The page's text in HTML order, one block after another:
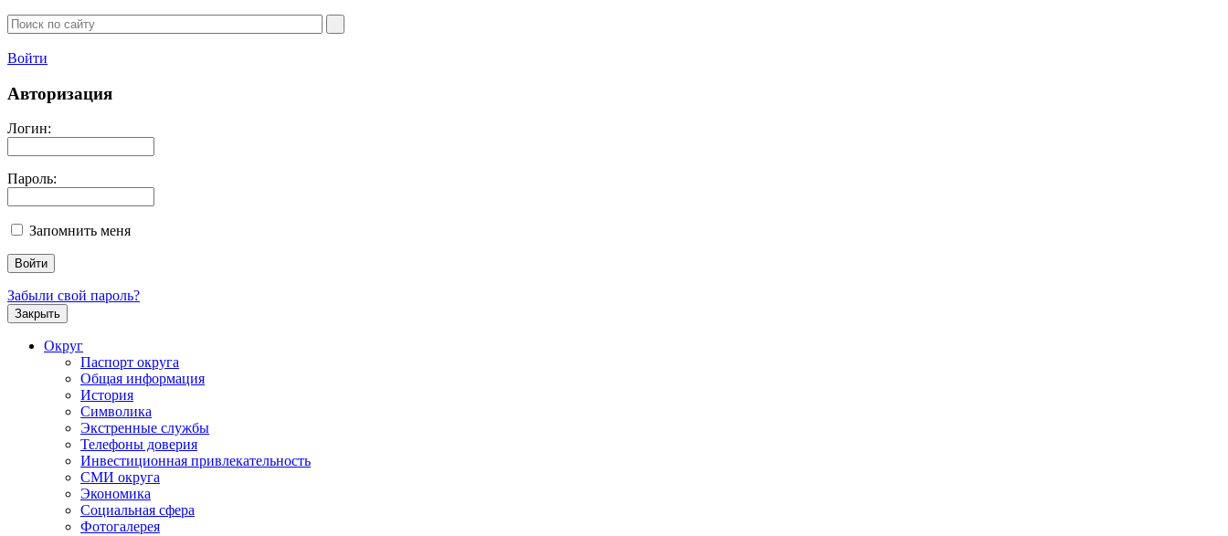
Войти
Авторизация
Логин:
Пароль:
Запомнить меня
Забыли свой пароль?
Закрыть
Округ
Паспорт округа
Общая информация
История
Символика
Экстренные службы
Телефоны доверия
Инвестиционная привлекательность
СМИ округа
Экономика
Социальная сфера
Фотогалерея